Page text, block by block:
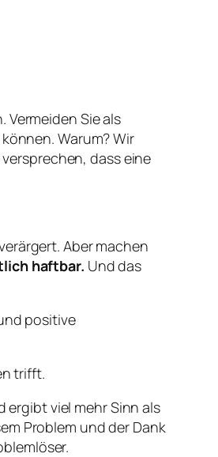
Sie als
Warum? Wir
dass eine
Aber machen
haftbar. Und das
positive
trifft.
ergibt viel mehr Sinn als
Problem und der Dank